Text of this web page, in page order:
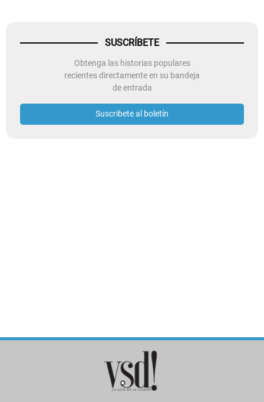
SUSCRÍBETE
Obtenga las historias populares
recientes directamente en su bandeja
de entrada
Suscribete al boletín